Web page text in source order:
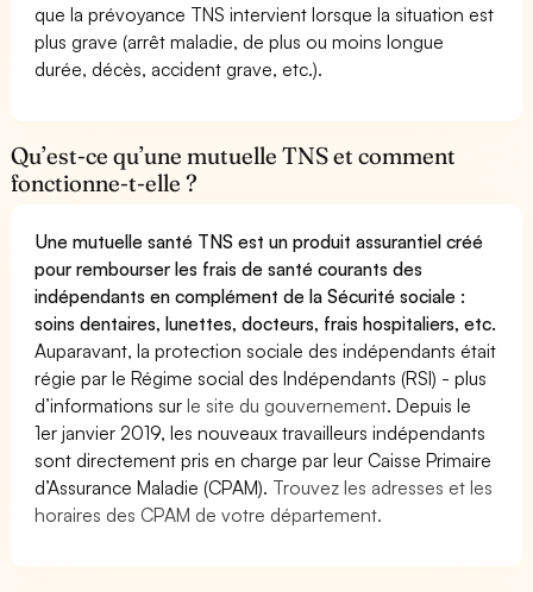
que la prévoyance TNS intervient lorsque la situation est
plus grave (arrêt maladie, de plus ou moins longue
durée, décès, accident grave, etc.).
Qu’est-ce qu’une mutuelle TNS et comment
fonctionne-t-elle ?
Une mutuelle santé TNS est un produit assurantiel créé
pour rembourser les frais de santé courants des
indépendants en complément de la Sécurité sociale :
soins dentaires, lunettes, docteurs, frais hospitaliers, etc.
Auparavant, la protection sociale des indépendants était
régie par le Régime social des Indépendants (RSI) - plus
d’informations surle site du gouvernement. Depuis le
1er janvier 2019, les nouveaux travailleurs indépendants
sont directement pris en charge par leur Caisse Primaire
d’Assurance Maladie (CPAM). Trouvez les adresses et les
horaires des CPAM de votre département.